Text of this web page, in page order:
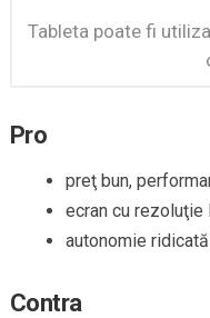
Tableta poate fi
Pro
preţ bun,
ecran cu rezoluţie
autonomie ridicată
Contra